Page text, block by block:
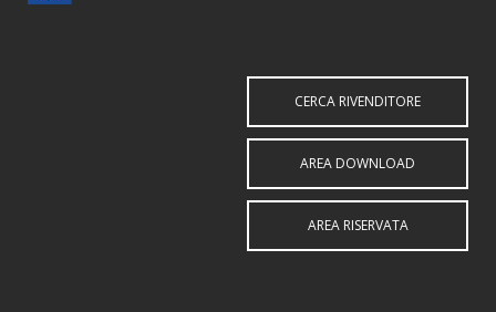
CERCA RIVENDITORE
AREA DOWNLOAD
AREA RISERVATA